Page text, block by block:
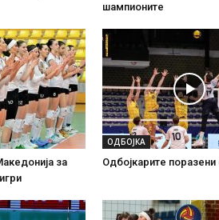
шампионите
за
ОДБОЈКА
Одбојкарите